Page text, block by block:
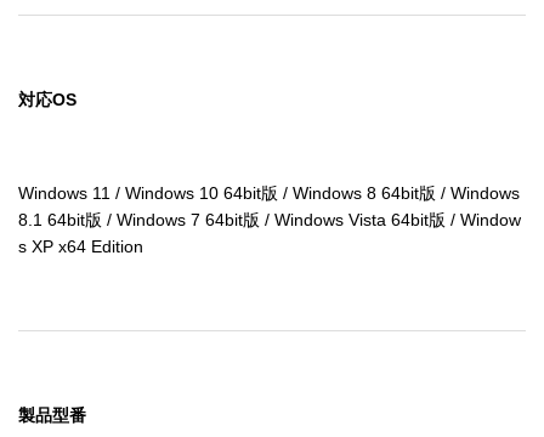
対応OS
Windows 11 / Windows 10 64bit版 / Windows 8 64bit版 / Windows
8.1 64bit版 / Windows 7 64bit版 / Windows Vista 64bit版 / Window
s XP x64 Edition
製品型番